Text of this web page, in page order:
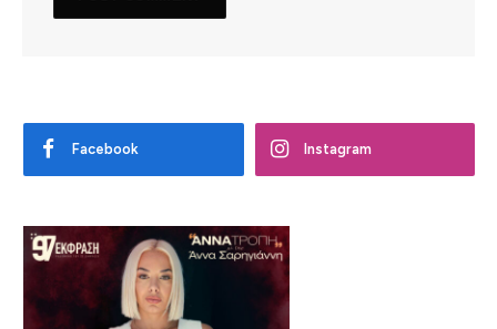
Facebook Instagram